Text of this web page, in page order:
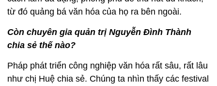
từ đó quảng bá văn hóa của họ ra bên ngoài.
Còn chuyên gia quản trị Nguyễn Đình Thành
chia sẻ thế nào?
Pháp phát triển công nghiệp văn hóa rất sâu, rất lâu
như chị Huệ chia sẻ. Chúng ta nhìn thấy các festival